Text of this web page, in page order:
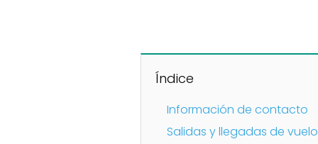
Índice
Información de contacto
Salidas y llegadas de